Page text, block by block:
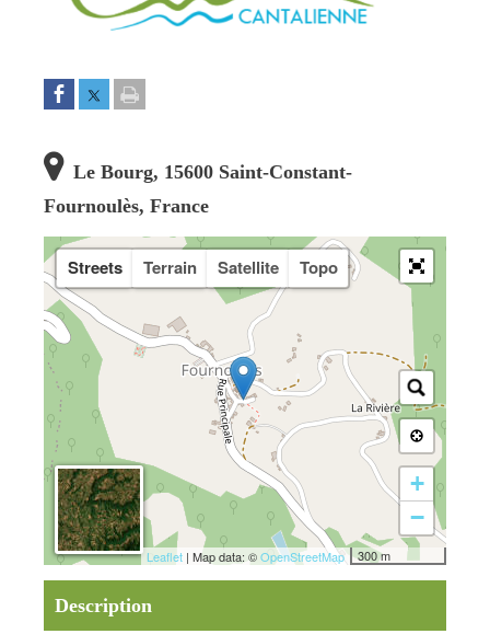
Le Bourg, 15600 Saint-Constant-
Fournoulès, France
Streets Terrain Satellite Topo
+
−
300 m
Leaflet| Map data: ©OpenStreetMap
Description